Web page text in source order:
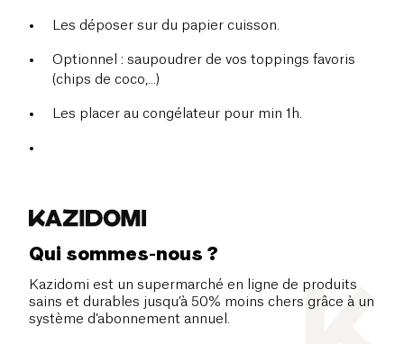
Les déposer sur du papier cuisson.
Optionnel : saupoudrer de vos toppings favoris
(chips de coco,...)
Les placer au congélateur pour min 1h.
Qui sommes-nous ?
Kazidomi est un supermarché en ligne de produits
sains et durables jusqu’à 50% moins chers grâce à un
système d’abonnement annuel.